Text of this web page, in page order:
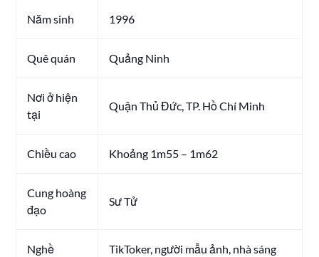
Năm sinh 1996
Quê quán Quảng Ninh
Nơi ở hiện
tại
Quận Thủ Đức, TP. Hồ Chí Minh
Chiều cao Khoảng 1m55 – 1m62
Cung hoàng
đạo
Sư Tử
Nghề
TikToker, người mẫu ảnh, nhà sáng